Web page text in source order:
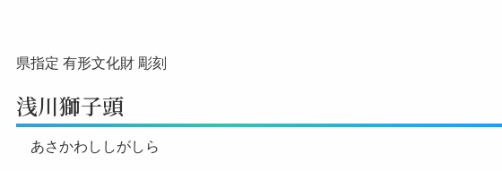
県指定 有形文化財 彫刻
浅川獅子頭
あさかわししがしら